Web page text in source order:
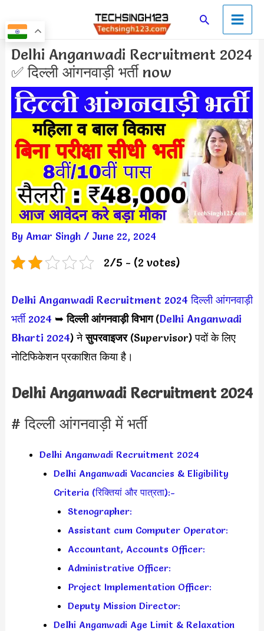
to
content
SearchMain
Menu
Delhi Anganwadi Recruitment 2024
✅ दिल्ली आंगनवाड़ी भर्ती now
By Amar Singh / June 22, 2024
2/5 - (2 votes)
Delhi Anganwadi Recruitment 2024दिल्ली आंगनवाड़ी
भर्ती 2024 ➥दिल्ली आंगनवाड़ी विभाग(Delhi Anganwadi
Bharti 2024) नेसुपरवाइजर(Supervisor) पदों के लिए
नोटिफिकेशन प्रकाशित किया है।
Delhi Anganwadi Recruitment 2024
# दिल्ली आंगनवाड़ी में भर्ती
Delhi Anganwadi Recruitment 2024
Delhi Anganwadi Vacancies & Eligibility
Criteria (रिक्तियां और पात्रता):-
Stenographer:
Assistant cum Computer Operator:
Accountant, Accounts Officer:
Administrative Officer:
Project Implementation Officer:
Deputy Mission Director:
Delhi Anganwadi Age Limit & Relaxation
Post
navigation